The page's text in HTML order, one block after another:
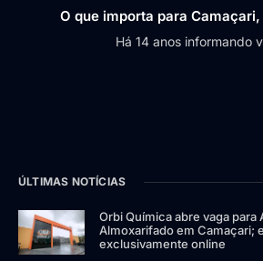
O que importa para
Há 14 anos informando
ÚLTIMAS NOTÍCIAS
Orbi Química abre vaga para
Almoxarifado em Camaçari;
exclusivamente online